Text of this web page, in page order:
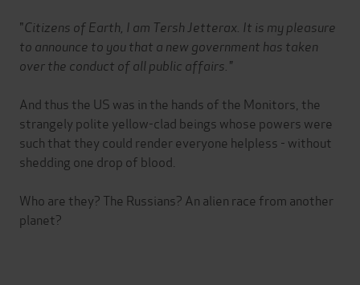
"Citizens of Earth, I am Tersh Jetterax. It is my pleasure
to announce to you that a new government has taken
over the conduct of all public affairs."
And thus the US was in the hands of the Monitors, the
strangely polite yellow-clad beings whose powers were
such that they could render everyone helpless - without
shedding one drop of blood.
Who are they? The Russians? An alien race from another
planet?